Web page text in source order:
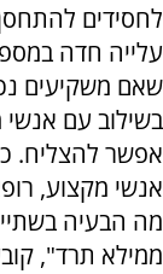
לחסידים
עלייה חדה
שאם משקיעים
בשילוב עם
אפשר להצליח.
אנשי מקצוע,
מה הבעיה
ממילא תרד",